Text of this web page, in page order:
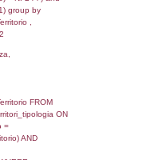
=
WHERE
d1_controlli.Provincia,